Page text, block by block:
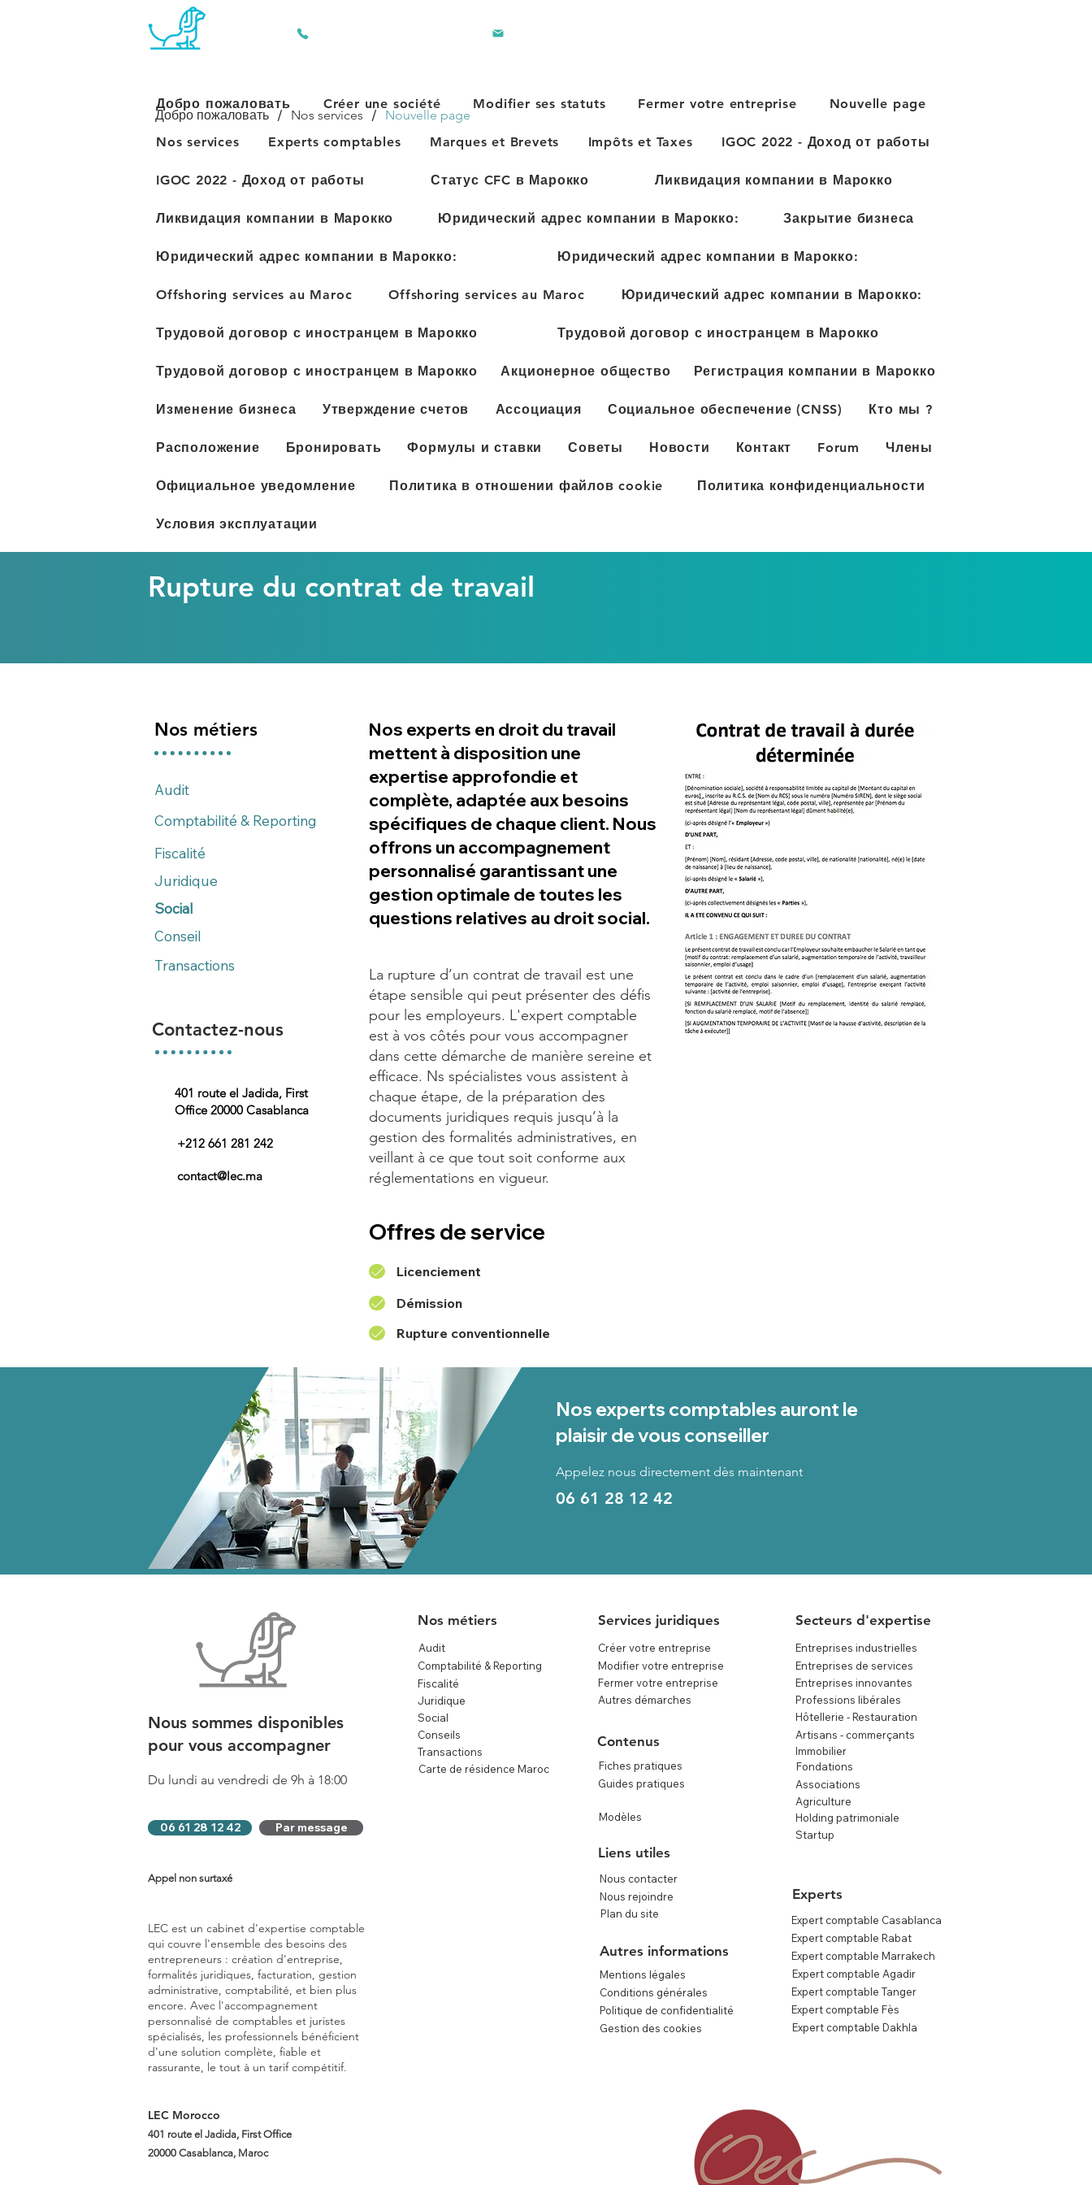
Добро пожаловать / Nos services / Nouvelle page
Добро пожаловать Créer une société Modifier ses statuts Fermer votre entreprise Nouvelle page
Nos services Experts comptables Marques et Brevets Impôts et Taxes IGOC 2022 - Доход от работы
IGOC 2022 - Доход от работы Статус CFC в Марокко Ликвидация компании в Марокко
Ликвидация компании в Марокко Юридический адрес компании в Марокко: Закрытие бизнеса
Юридический адрес компании в Марокко: Юридический адрес компании в Марокко:
Offshoring services au Maroc Offshoring services au Maroc Юридический адрес компании в Марокко:
Трудовой договор с иностранцем в Марокко Трудовой договор с иностранцем в Марокко
Трудовой договор с иностранцем в Марокко Акционерное общество Регистрация компании в Марокко
Изменение бизнеса Утверждение счетов Ассоциация Социальное обеспечение (CNSS) Кто мы ?
Расположение Бронировать Формулы и ставки Советы Новости Контакт Forum Члены
Официальное уведомление Политика в отношении файлов cookie Политика конфиденциальности
Условия эксплуатации
Rupture du contrat de travail
Nos métiers
Audit
Comptabilité & Reporting
Fiscalité
Juridique
Social
Conseil
Transactions
Contactez-nous
401 route el Jadida, First
Office20000 Casablanca
+212 661 281 242
contact@lec.ma
Nos experts en droit du travail
mettent à disposition une
expertise approfondie et
complète, adaptée aux besoins
spécifiques de chaque client. Nous
offrons un accompagnement
personnalisé garantissant une
gestion optimale de toutes les
questions relatives au droit social.
La rupture d’un contrat de travail est une
étape sensible qui peut présenter des défis
pour les employeurs. L'expert comptable
est à vos côtés pour vous accompagner
dans cette démarche de manière sereine et
efficace. Ns spécialistes vous assistent à
chaque étape, de la préparation des
documents juridiques requis jusqu’à la
gestion des formalités administratives, en
veillant à ce que tout soit conforme aux
réglementations en vigueur.
Offres de service
Licenciement
Démission
Rupture conventionnelle
Nos experts comptables auront le
plaisir de vous conseiller
Appelez nous directement dès maintenant
06 61 28 12 42
Nous sommes disponibles
pour vous accompagner
Du lundi au vendredi de 9h à 18:00
06 61 28 12 42 Par message
Appel non surtaxé
LEC est un cabinet d'expertise comptable
qui couvre l'ensemble des besoins des
entrepreneurs : création d'entreprise,
formalités juridiques, facturation, gestion
administrative, comptabilité, et bien plus
encore. Avec l'accompagnement
personnalisé de comptables et juristes
spécialisés, les professionnels bénéficient
d'une solution complète, fiable et
rassurante, le tout à un tarif compétitif.
Nos métiers
Audit
Comptabilité & Reporting
Fiscalité
Juridique
Social
Conseils
Transactions
Carte de résidence Maroc
Services juridiques
Créer votre entreprise
Modifier votre entreprise
Fermer votre entreprise
Autres démarches
Contenus
Fiches pratiques
Guides pratiques
Modèles
Liens utiles
Nous contacter
Nous rejoindre
Plan du site
Autres informations
Mentions légales
Conditions générales
Politique de confidentialité
Gestion des cookies
Secteurs d'expertise
Entreprises industrielles
Entreprises de services
Entreprises innovantes
Professions libérales
Hôtellerie - Restauration
Artisans - commerçants
Immobilier
Fondations
Associations
Agriculture
Holding patrimoniale
Startup
Experts
Expert comptable Casablanca
Expert comptable Rabat
Expert comptable Marrakech
Expert comptable Agadir
Expert comptable Tanger
Expert comptable Fès
Expert comptable Dakhla
LEC Morocco
401 route el Jadida, First Office
20000 Casablanca, Maroc